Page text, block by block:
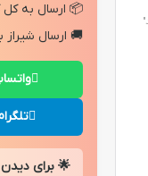
📦 ارسال به
🚚 ارسال شیراز
🌟 برای